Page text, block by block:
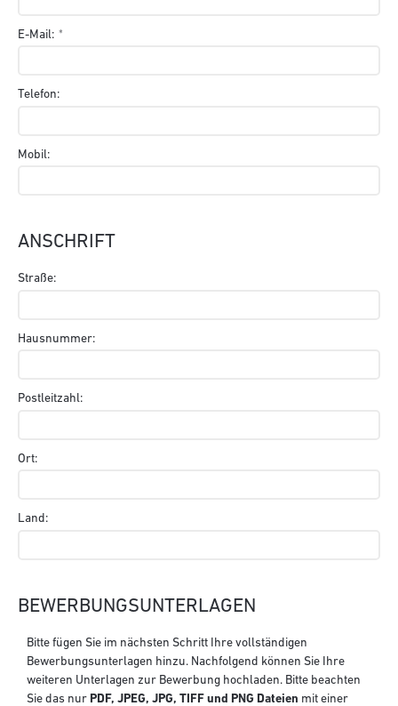
E-Mail:
Telefon:
Mobil:
ANSCHRIFT
Straße:
Hausnummer:
Postleitzahl:
Ort:
Land:
BEWERBUNGSUNTERLAGEN
Bitte fügen Sie im nächsten Schritt Ihre vollständigen
Bewerbungsunterlagen hinzu. Nachfolgend können Sie Ihre
weiteren Unterlagen zur Bewerbung hochladen. Bitte beachten
Sie das nur PDF, JPEG, JPG, TIFF und PNG Dateien mit einer